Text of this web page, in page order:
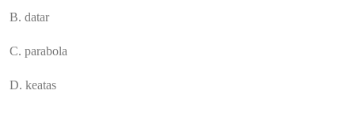
B. datar
C. parabola
D. keatas